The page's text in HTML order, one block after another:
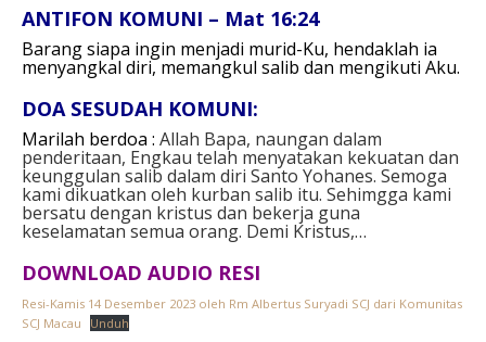
ANTIFON KOMUNI – Mat 16:24
Barang siapa ingin menjadi murid-Ku, hendaklah ia
menyangkal diri, memangkul salib dan mengikuti Aku.
DOA SESUDAH KOMUNI:
Marilah berdoa : Allah Bapa, naungan dalam
penderitaan, Engkau telah menyatakan kekuatan dan
keunggulan salib dalam diri Santo Yohanes. Semoga
kami dikuatkan oleh kurban salib itu. Sehimgga kami
bersatu dengan kristus dan bekerja guna
keselamatan semua orang. Demi Kristus,…
DOWNLOAD AUDIO RESI
Resi-Kamis 14 Desember 2023 oleh Rm Albertus Suryadi SCJ dari Komunitas
SCJ Macau
Unduh